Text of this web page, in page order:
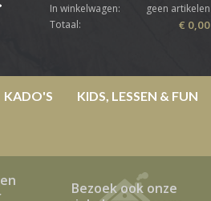
In winkelwagen:
geen artikelen
Totaal:
€ 0,00
KADO'S KIDS, LESSEN & FUN
Bezoek ook onze